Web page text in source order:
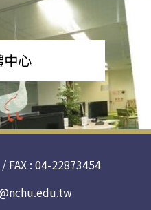
中心
FAX : 04-22873454